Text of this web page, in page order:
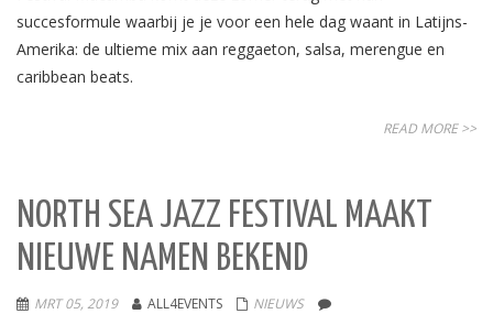
succesformule waarbij je je voor een hele dag waant in Latijns-
Amerika: de ultieme mix aan reggaeton, salsa, merengue en
caribbean beats.
READ MORE >>
NORTH SEA JAZZ FESTIVAL MAAKT
NIEUWE NAMEN BEKEND
MRT 05, 2019 ALL4EVENTS NIEUWS